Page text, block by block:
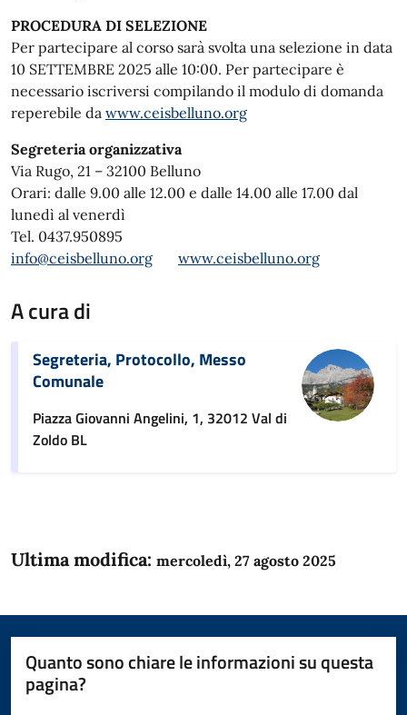
PROCEDURA DI SELEZIONE
Per partecipare al corso sarà svolta una selezione in data
10 SETTEMBRE 2025 alle 10:00. Per partecipare è
necessario iscriversi compilando il modulo di domanda
reperebile da www.ceisbelluno.org
Segreteria organizzativa
Via Rugo, 21 – 32100 Belluno
Orari: dalle 9.00 alle 12.00 e dalle 14.00 alle 17.00 dal
lunedì al venerdì
Tel. 0437.950895
info@ceisbelluno.org
www.ceisbelluno.org
A cura di
Segreteria, Protocollo, Messo
Comunale
Piazza Giovanni Angelini, 1, 32012 Val di
Zoldo BL
Ultima modifica: mercoledì, 27 agosto 2025
Quanto sono chiare le informazioni su questa
pagina?